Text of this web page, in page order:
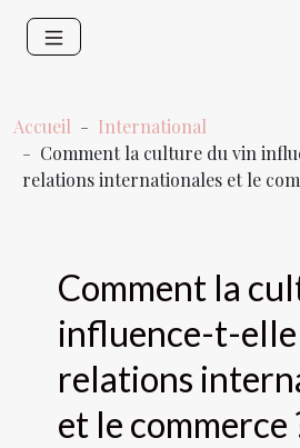
Accueil
International
Comment la culture du vin
relations internationales et le
Comment la
influence-t-elle
relations
et le commerce